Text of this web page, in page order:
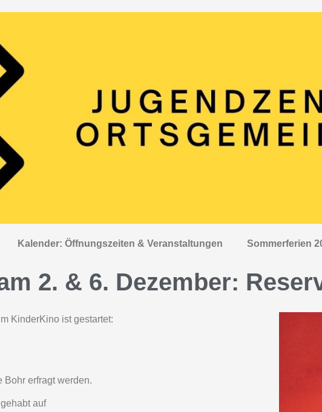
Kalender: Öffnungszeiten & Veranstaltungen Sommerferien
2. & 6. Dezember:
KinderKino ist gestartet:
Bohr erfragt werden.
auf